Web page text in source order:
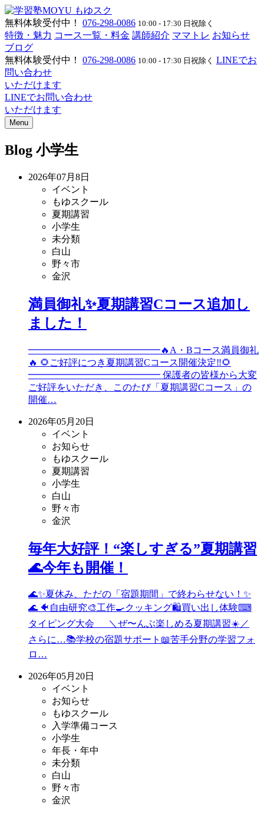
無料体験受付中！ 076-298-0086 10:00 - 17:30 日祝除く
特徴・魅力 コース一覧・料金 講師紹介 ママトレ お知らせ
ブログ
無料体験受付中！
076-298-0086 10:00 - 17:30 日祝除く LINEでお
問い合わせ
いただけます
LINEでお問い合わせ
いただけます
Menu
Blog 小学生
2026年07月8日
イベント
もゆスクール
夏期講習
小学生
未分類
白山
野々市
金沢
満員御礼✨夏期講習Cコース追加し
ました！
━━━━━━━━━━━━━━🔥A・Bコース満員御礼
🔥 🌻ご好評につき夏期講習Cコース開催決定‼️🌻
━━━━━━━━━━━━━━ 保護者の皆様から大変
ご好評をいただき、このたび「夏期講習Cコース」の
開催…
2026年05月20日
イベント
お知らせ
もゆスクール
夏期講習
小学生
白山
野々市
金沢
毎年大好評！“楽しすぎる”夏期講習
🌊今年も開催！
🌊✨夏休み、ただの「宿題期間」で終わらせない！✨
🌊 🐠自由研究🎨工作🍳クッキング🛍買い出し体験⌨
タイピング大会 ＼ぜ〜んぶ楽しめる夏期講習☀️／
さらに…📚学校の宿題サポート📖苦手分野の学習フォ
ロ…
2026年05月20日
イベント
お知らせ
もゆスクール
入学準備コース
小学生
年長・年中
未分類
白山
野々市
金沢